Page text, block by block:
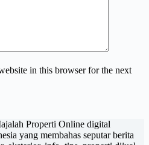
in this browser for the next
Properti Online digital
yang membahas seputar berita